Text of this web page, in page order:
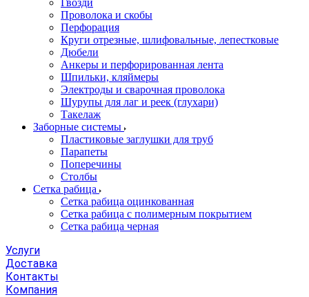
Гвозди
Проволока и скобы
Перфорация
Круги отрезные, шлифовальные, лепестковые
Дюбели
Анкеры и перфорированная лента
Шпильки, кляймеры
Электроды и сварочная проволока
Шурупы для лаг и реек (глухари)
Такелаж
Заборные системы
Пластиковые заглушки для труб
Парапеты
Поперечины
Столбы
Сетка рабица
Сетка рабица оцинкованная
Сетка рабица с полимерным покрытием
Сетка рабица черная
Услуги
Доставка
Контакты
Компания